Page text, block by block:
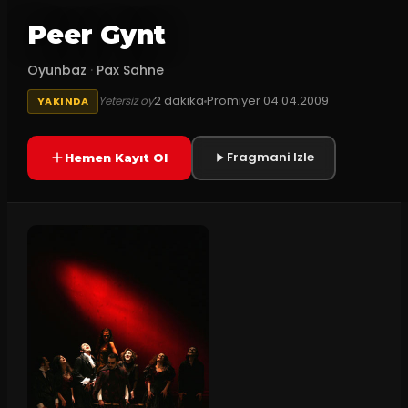
Peer Gynt
Oyunbaz · Pax Sahne
YAKINDA Yetersiz oy2 dakikaPrömiyer 04.04.2009
Hemen Kayıt Ol Fragmani Izle